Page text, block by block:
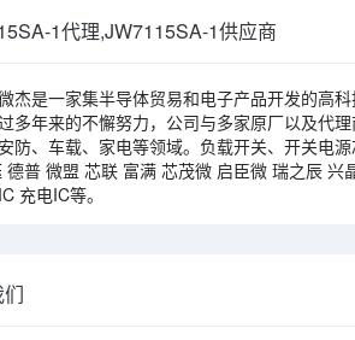
1代理,JW7115SA-1供应商
是一家集半导体贸易和电子产品开发的高科
多年来的不懈努力，公司与多家原厂以及代
防、车载、家电等领域。负载开关、开关电
德普 微盟 芯联 富满 芯茂微 启臣微 瑞之辰
充电IC等。